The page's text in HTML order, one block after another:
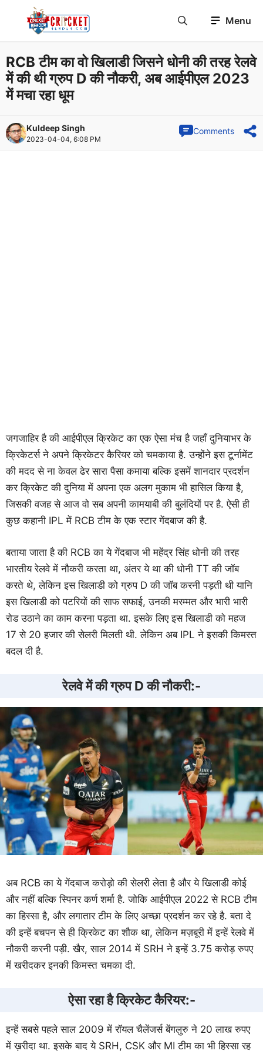
Menu
RCB टीम का वो खिलाडी जिसने धोनी की तरह रेलवे
में की थी ग्रुप D की नौकरी, अब आईपीएल 2023
में मचा रहा धूम
Kuldeep Singh
2023-04-04, 6:08 PM
Comments
जगजाहिर है की आईपीएल क्रिकेट का एक ऐसा मंच है जहाँ दुनियाभर के
क्रिकेटर्स ने अपने क्रिकेटर कैरियर को चमकाया है. उन्होंने इस टूर्नामेंट
की मदद से ना केवल ढेर सारा पैसा कमाया बल्कि इसमें शानदार प्रदर्शन
कर क्रिकेट की दुनिया में अपना एक अलग मुकाम भी हासिल किया है,
जिसकी वजह से आज वो सब अपनी कामयाबी की बुलंदियों पर है. ऐसी ही
कुछ कहानी IPL में RCB टीम के एक स्टार गेंदबाज की है.
बताया जाता है की RCB का ये गेंदबाज भी महेंद्र सिंह धोनी की तरह
भारतीय रेलवे में नौकरी करता था, अंतर ये था की धोनी TT की जॉब
करते थे, लेकिन इस खिलाडी को ग्रुप D की जॉब करनी पड़ती थी यानि
इस खिलाडी को पटरियों की साफ सफाई, उनकी मरम्मत और भारी भारी
रोड उठाने का काम करना पड़ता था. इसके लिए इस खिलाडी को महज
17 से 20 हजार की सेलरी मिलती थी. लेकिन अब IPL ने इसकी किमस्त
बदल दी है.
रेलवे में की ग्रुप D की नौकरी:-
अब RCB का ये गेंदबाज करोड़ो की सेलरी लेता है और ये खिलाडी कोई
और नहीं बल्कि स्पिनर कर्ण शर्मा है. जोकि आईपीएल 2022 से RCB टीम
का हिस्सा है, और लगातार टीम के लिए अच्छा प्रदर्शन कर रहे है. बता दे
की इन्हें बचपन से ही क्रिकेट का शौक था, लेकिन मज़बूरी में इन्हें रेलवे में
नौकरी करनी पड़ी. खैर, साल 2014 में SRH ने इन्हें 3.75 करोड़ रुपए
में खरीदकर इनकी किमस्त चमका दी.
ऐसा रहा है क्रिकेट कैरियर:-
इन्हें सबसे पहले साल 2009 में रॉयल चैलेंजर्स बेंगलुरु ने 20 लाख रुपए
में ख़रीदा था. इसके बाद ये SRH, CSK और MI टीम का भी हिस्सा रह